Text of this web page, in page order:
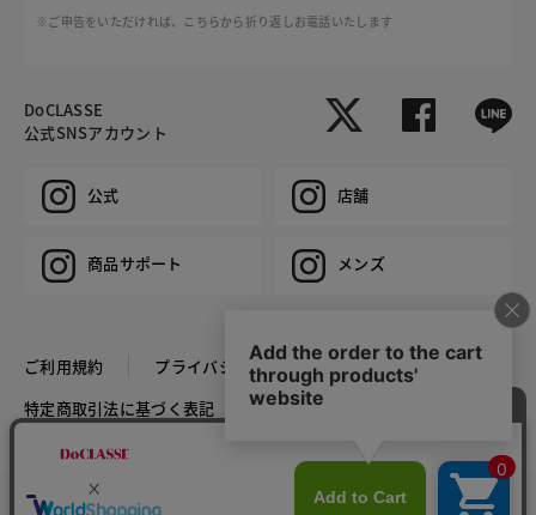
※ご申告をいただければ、こちらから折り返しお電話いたします
DoCLASSE
公式SNSアカウント
公式 店舗
商品サポート メンズ
ご利用規約
プライバシーポリシー
特定商取引法に基づく表記
推奨環境
COPYRIGHT © DoCLASSE ALL RIGHTS RESERVED.